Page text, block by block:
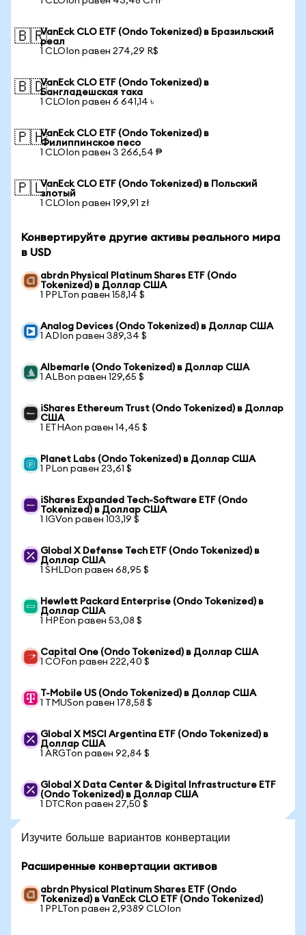
🇧🇷VanEck CLO ETF (Ondo Tokenized) в Бразильский
реал
1 CLOIon равен 274,29 R$
🇧🇩VanEck CLO ETF (Ondo Tokenized) в
Бангладешская така
1 CLOIon равен 6 641,14 ৳
🇵🇭VanEck CLO ETF (Ondo Tokenized) в
Филиппинское песо
1 CLOIon равен 3 266,54 ₱
🇵🇱VanEck CLO ETF (Ondo Tokenized) в Польский
злотый
1 CLOIon равен 199,91 zł
Конвертируйте другие активы реального мира
в USD
abrdn Physical Platinum Shares ETF (Ondo
Tokenized) в Доллар США
1 PPLTon равен 158,14 $
Analog Devices (Ondo Tokenized) в Доллар США
1 ADIon равен 389,34 $
Albemarle (Ondo Tokenized) в Доллар США
1 ALBon равен 129,65 $
iShares Ethereum Trust (Ondo Tokenized) в Доллар
США
1 ETHAon равен 14,45 $
Planet Labs (Ondo Tokenized) в Доллар США
1 PLon равен 23,61 $
iShares Expanded Tech-Software ETF (Ondo
Tokenized) в Доллар США
1 IGVon равен 103,19 $
Global X Defense Tech ETF (Ondo Tokenized) в
Доллар США
1 SHLDon равен 68,95 $
Hewlett Packard Enterprise (Ondo Tokenized) в
Доллар США
1 HPEon равен 53,08 $
Capital One (Ondo Tokenized) в Доллар США
1 COFon равен 222,40 $
T-Mobile US (Ondo Tokenized) в Доллар США
1 TMUSon равен 178,58 $
Global X MSCI Argentina ETF (Ondo Tokenized) в
Доллар США
1 ARGTon равен 92,84 $
Global X Data Center & Digital Infrastructure ETF
(Ondo Tokenized) в Доллар США
1 DTCRon равен 27,50 $
Изучите больше вариантов конвертации
Расширенные конвертации активов
abrdn Physical Platinum Shares ETF (Ondo
Tokenized) в VanEck CLO ETF (Ondo Tokenized)
1 PPLTon равен 2,9389 CLOIon